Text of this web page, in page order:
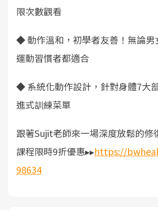
限次數觀看
◆ 動作溫和，初學者友善！無論男
運動習慣者都適合
◆ 系統化動作設計，針對身體7大
進式訓練菜單
跟著Sujit老師來一場深度放鬆的修
課程限時9折優惠▸▸https://
98634